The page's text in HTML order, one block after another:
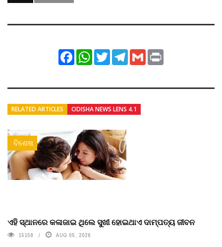
FacebookWhatsApp
TwitterTelegram
Gmail
RELATED ARTICLES ODISHA NEWS LENS 4.1
ବିଶେଷ
ଏହି ସ୍ଥାନରେ କଳାଜାଇ ଥିଲେ ସୁଖୀ ହୋଇଥାଏ ଦାମ୍ପତ୍ୟ ଜୀବନ
15158 AUG 05, 2026